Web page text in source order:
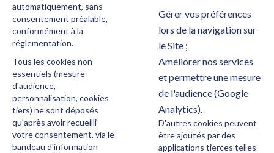
automatiquement, sans
consentement préalable,
conformément à la
réglementation.
Tous les cookies non
essentiels (mesure
d'audience,
personnalisation, cookies
tiers) ne sont déposés
qu'après avoir recueilli
votre consentement, via le
bandeau d'information
Gérer vos préférences
lors de la navigation sur
le Site ;
Améliorer nos services
et permettre une mesure
de l'audience (Google
Analytics).
D'autres cookies peuvent
être ajoutés par des
applications tierces telles